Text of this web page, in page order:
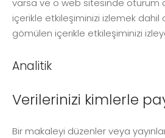
içerikle etkileşiminizi izlemek dahil
gömülen içerikle etkileşiminizi
Analitik
Verilerinizi kimlerle
Bir makaleyi düzenler veya